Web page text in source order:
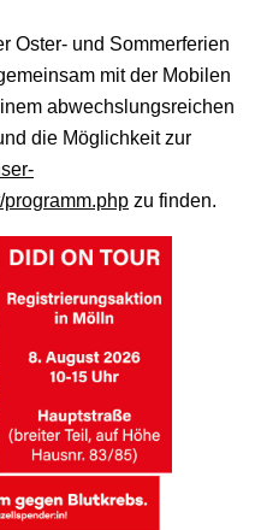
Oster- und Sommerferien
mit der Mobilen
abwechslungsreichen
die Möglichkeit zur
zu finden.